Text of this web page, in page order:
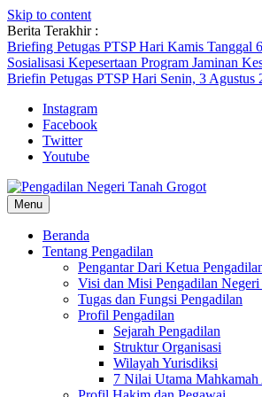
Skip to content
Berita Terakhir :
Briefing Petugas PTSP Hari Kamis Tanggal
Sosialisasi Kepesertaan Program Jaminan
Briefin Petugas PTSP Hari Senin, 3 Agustus
Instagram
Facebook
Twitter
Youtube
Menu
Beranda
Tentang Pengadilan
Pengantar Dari Ketua
Visi dan Misi Pengadilan
Tugas dan Fungsi Pengadilan
Profil Pengadilan
Sejarah Pengadilan
Struktur Organisasi
Wilayah Yurisdiksi
7 Nilai Utama